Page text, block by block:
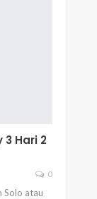
3 Hari 2
0
Solo atau